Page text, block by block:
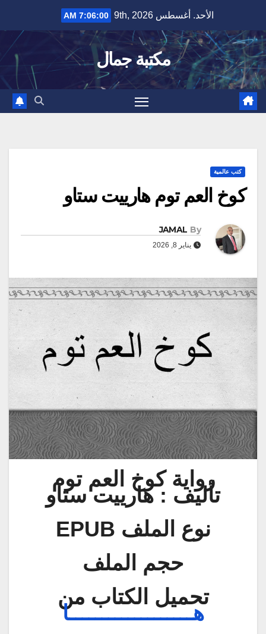
content
الأحد. أغسطس 9th, 2026 7:06:00 AM
مكتبة جمال
كتب عالمية
كوخ العم توم هارييت ستاو
By
JAMAL
يناير 8, 2026
رواية كوخ العم توم
تأليف : هارييت ستاو
نوع الملف EPUB
حجم الملف
تحميل الكتاب من
هـــــــــــــــــــا